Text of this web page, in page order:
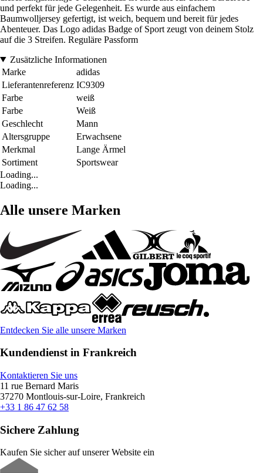
und perfekt für jede Gelegenheit. Es wurde aus einfachem
Baumwolljersey gefertigt, ist weich, bequem und bereit für jedes
Abenteuer. Das Logo adidas Badge of Sport zeugt von deinem Stolz
auf die 3 Streifen. Reguläre Passform
Zusätzliche Informationen
Marke
adidas
Lieferantenreferenz IC9309
Farbe
weiß
Farbe
Weiß
Geschlecht
Mann
Altersgruppe
Erwachsene
Merkmal
Lange Ärmel
Sortiment
Sportswear
Loading...
Loading...
Alle unsere Marken
Entdecken Sie alle unsere Marken
Kundendienst in Frankreich
Kontaktieren Sie uns
11 rue Bernard Maris
37270 Montlouis-sur-Loire, Frankreich
+33 1 86 47 62 58
Sichere Zahlung
Kaufen Sie sicher auf unserer Website ein